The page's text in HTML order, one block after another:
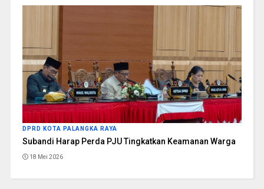
DPRD KOTA PALANGKA RAYA
Subandi Harap Perda PJU Tingkatkan Keamanan Warga
18 Mei 2026